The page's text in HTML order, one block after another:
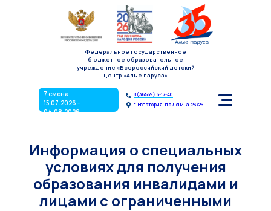
Федеральное государственное
бюджетное образовательное
учреждение «Всероссийский детский
центр «Алые паруса»
8(36569) 6-17-40
7 смена
15.07.2026 -
04.08.2026
г. Евпатория, пр.Ленина, 23/26
8(36569) 6-17-40
15.07.2026 -
г. Евпатория, пр.Ленина, 23/26
Информация о специальных
условиях для получения
образования инвалидами и
лицами с ограниченными